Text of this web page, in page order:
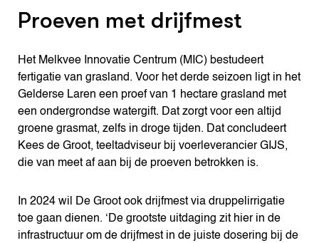
Proeven met drijfmest
Het Melkvee Innovatie Centrum (MIC) bestudeert
fertigatie van grasland. Voor het derde seizoen ligt in het
Gelderse Laren een proef van 1 hectare grasland met
een ondergrondse watergift. Dat zorgt voor een altijd
groene grasmat, zelfs in droge tijden. Dat concludeert
Kees de Groot, teeltadviseur bij voerleverancier GIJS,
die van meet af aan bij de proeven betrokken is.
In 2024 wil De Groot ook drijfmest via druppelirrigatie
toe gaan dienen. ‘De grootste uitdaging zit hier in de
infrastructuur om de drijfmest in de juiste dosering bij de